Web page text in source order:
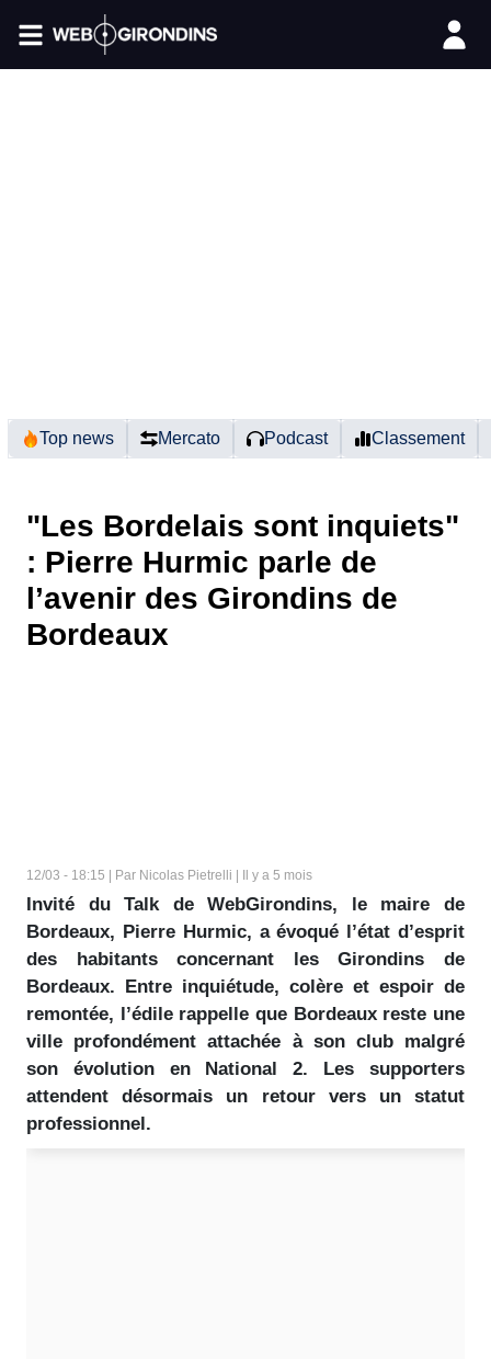
Top news Mercato Podcast Classement
"Les Bordelais sont inquiets"
: Pierre Hurmic parle de
l’avenir des Girondins de
Bordeaux
12/03 - 18:15 | Par Nicolas Pietrelli | Il y a 5 mois
Invité du Talk de WebGirondins, le maire de
Bordeaux, Pierre Hurmic, a évoqué l’état d’esprit
des habitants concernant les Girondins de
Bordeaux. Entre inquiétude, colère et espoir de
remontée, l’édile rappelle que Bordeaux reste une
ville profondément attachée à son club malgré
son évolution en National 2. Les supporters
attendent désormais un retour vers un statut
professionnel.